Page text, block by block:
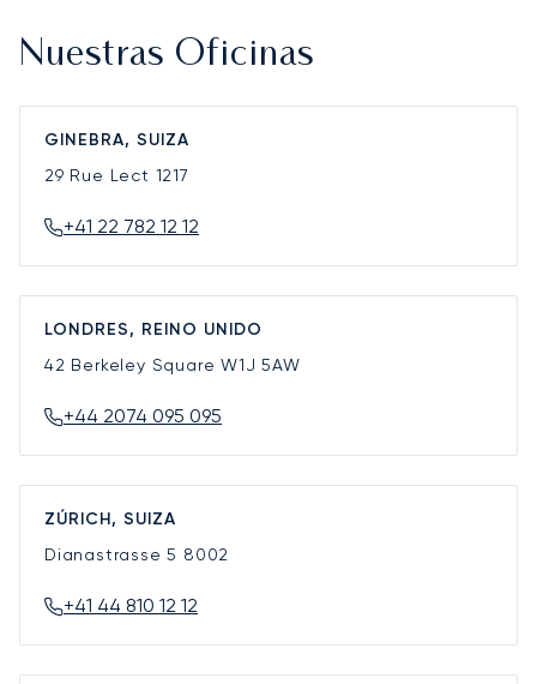
Nuestras Oficinas
GINEBRA, SUIZA
29 Rue Lect 1217
+41 22 782 12 12
LONDRES, REINO UNIDO
42 Berkeley SquareW1J 5AW
+44 2074 095 095
ZÚRICH, SUIZA
Dianastrasse 5 8002
+41 44 810 12 12